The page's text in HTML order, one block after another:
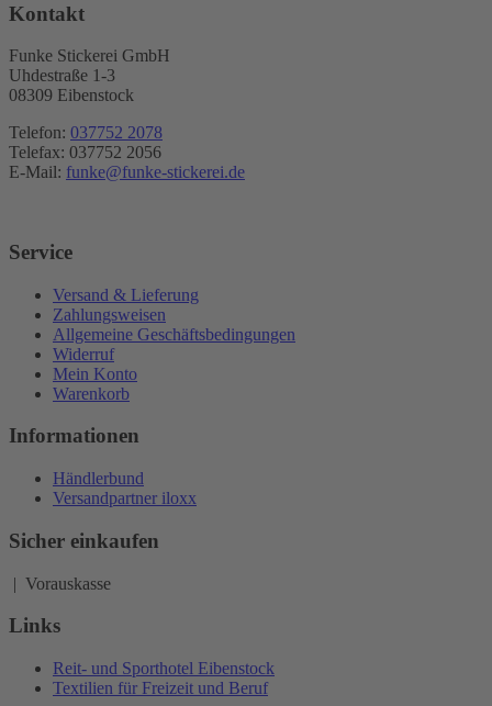
Kontakt
Funke Stickerei GmbH
Uhdestraße 1-3
08309 Eibenstock
Telefon: 037752 2078
Telefax: 037752 2056
E-Mail: funke@funke-stickerei.de
Service
Versand & Lieferung
Zahlungsweisen
Allgemeine Geschäftsbedingungen
Widerruf
Mein Konto
Warenkorb
Informationen
Händlerbund
Versandpartner iloxx
Sicher einkaufen
| Vorauskasse
Links
Reit- und Sporthotel Eibenstock
Textilien für Freizeit und Beruf